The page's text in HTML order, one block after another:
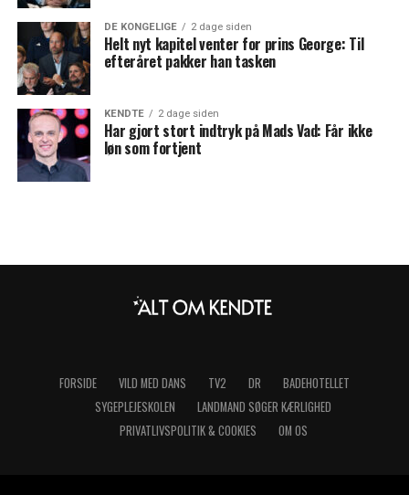
DE KONGELIGE 2 dage siden
Helt nyt kapitel venter for prins George: Til
efteråret pakker han tasken
KENDTE 2 dage siden
Har gjort stort indtryk på Mads Vad: Får ikke
løn som fortjent
FORSIDE VILD MED DANS TV2 DR
BADEHOTELLET
SYGEPLEJESKOLEN
LANDMAND SØGER KÆRLIGHED
PRIVATLIVSPOLITIK & COOKIES
OM OS